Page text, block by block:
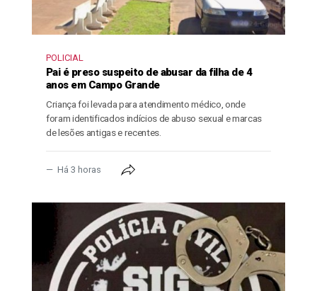
POLICIAL
Pai é preso suspeito de abusar da filha de 4
anos em Campo Grande
Criança foi levada para atendimento médico, onde
foram identificados indícios de abuso sexual e marcas
de lesões antigas e recentes.
Há 3 horas